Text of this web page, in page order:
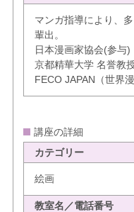
マンガ指導により、
輩出。
日本漫画家協会(参与)
京都精華大学 名誉教
FECO JAPAN（世界
講座の詳細
カテゴリー
絵画
教室名／電話番号